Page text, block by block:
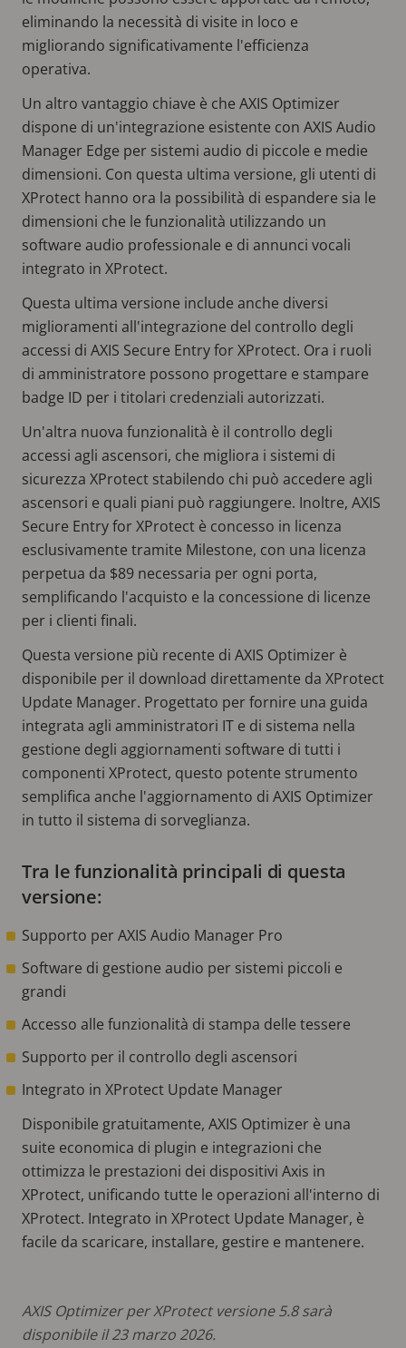
eliminando la necessità di visite in loco e
migliorando significativamente l'efficienza
operativa.
Un altro vantaggio chiave è che AXIS Optimizer
dispone di un'integrazione esistente con AXIS Audio
Manager Edge per sistemi audio di piccole e medie
dimensioni. Con questa ultima versione, gli utenti di
XProtect hanno ora la possibilità di espandere sia le
dimensioni che le funzionalità utilizzando un
software audio professionale e di annunci vocali
integrato in XProtect.
Questa ultima versione include anche diversi
miglioramenti all'integrazione del controllo degli
accessi di AXIS Secure Entry for XProtect. Ora i ruoli
di amministratore possono progettare e stampare
badge ID per i titolari credenziali autorizzati.
Un'altra nuova funzionalità è il controllo degli
accessi agli ascensori, che migliora i sistemi di
sicurezza XProtect stabilendo chi può accedere agli
ascensori e quali piani può raggiungere. Inoltre, AXIS
Secure Entry for XProtect è concesso in licenza
esclusivamente tramite Milestone, con una licenza
perpetua da $89 necessaria per ogni porta,
semplificando l'acquisto e la concessione di licenze
per i clienti finali.
Questa versione più recente di AXIS Optimizer è
disponibile per il download direttamente da XProtect
Update Manager. Progettato per fornire una guida
integrata agli amministratori IT e di sistema nella
gestione degli aggiornamenti software di tutti i
componenti XProtect, questo potente strumento
semplifica anche l'aggiornamento di AXIS Optimizer
in tutto il sistema di sorveglianza.
Tra le funzionalità principali di questa
versione:
Supporto per AXIS Audio Manager Pro
Software di gestione audio per sistemi piccoli e
grandi
Accesso alle funzionalità di stampa delle tessere
Supporto per il controllo degli ascensori
Integrato in XProtect Update Manager
Disponibile gratuitamente, AXIS Optimizer è una
suite economica di plugin e integrazioni che
ottimizza le prestazioni dei dispositivi Axis in
XProtect, unificando tutte le operazioni all'interno di
XProtect. Integrato in XProtect Update Manager, è
facile da scaricare, installare, gestire e mantenere.
AXIS Optimizer per XProtect versione 5.8 sarà
disponibile il 23 marzo 2026.